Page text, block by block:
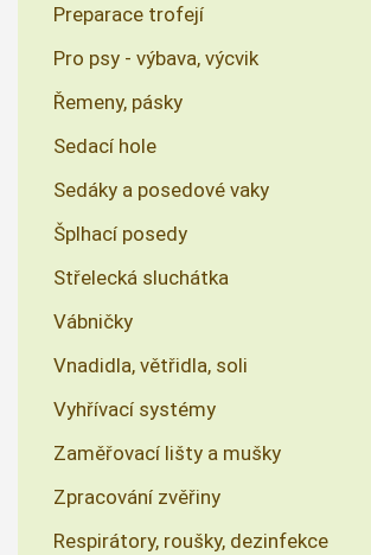
Preparace trofejí
Pro psy - výbava, výcvik
Řemeny, pásky
Sedací hole
Sedáky a posedové vaky
Šplhací posedy
Střelecká sluchátka
Vábničky
Vnadidla, větřidla, soli
Vyhřívací systémy
Zaměřovací lišty a mušky
Zpracování zvěřiny
Respirátory, roušky, dezinfekce